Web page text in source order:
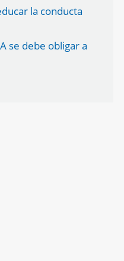
la conducta
se debe obligar a